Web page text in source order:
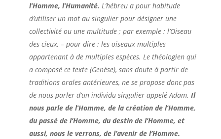
l’Homme, l’Humanité. L’hébreu a pour habitude
d’utiliser un mot au singulier pour désigner une
collectivité ou une multitude ; par exemple : l’Oiseau
des cieux, – pour dire : les oiseaux multiples
appartenant à de multiples espèces. Le théologien qui
a composé ce texte (Genèse), sans doute à partir de
traditions orales antérieures, ne se propose donc pas
de nous parler d’un individu singulier appelé Adam. Il
nous parle de l’Homme, de la création de l’Homme,
du passé de l’Homme, du destin de l’Homme, et
aussi, nous le verrons, de l’avenir de l’Homme.